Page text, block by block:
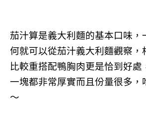
茄汁算是義大利麵的基本口味，
何就可以從茄汁義大利麵觀察，
比較重搭配鴨胸肉更是恰到好處
一塊都非常厚實而且份量很多，
～